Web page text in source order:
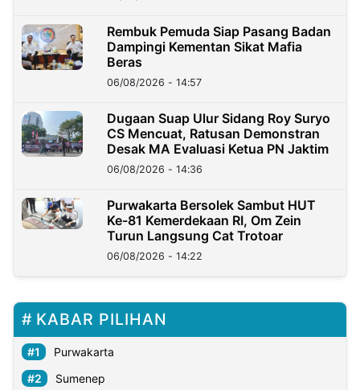
Rembuk Pemuda Siap Pasang Badan
Dampingi Kementan Sikat Mafia
Beras
06/08/2026 - 14:57
Dugaan Suap Ulur Sidang Roy Suryo
CS Mencuat, Ratusan Demonstran
Desak MA Evaluasi Ketua PN Jaktim
06/08/2026 - 14:36
Purwakarta Bersolek Sambut HUT
Ke-81 Kemerdekaan RI, Om Zein
Turun Langsung Cat Trotoar
06/08/2026 - 14:22
KABAR PILIHAN
Purwakarta
Sumenep